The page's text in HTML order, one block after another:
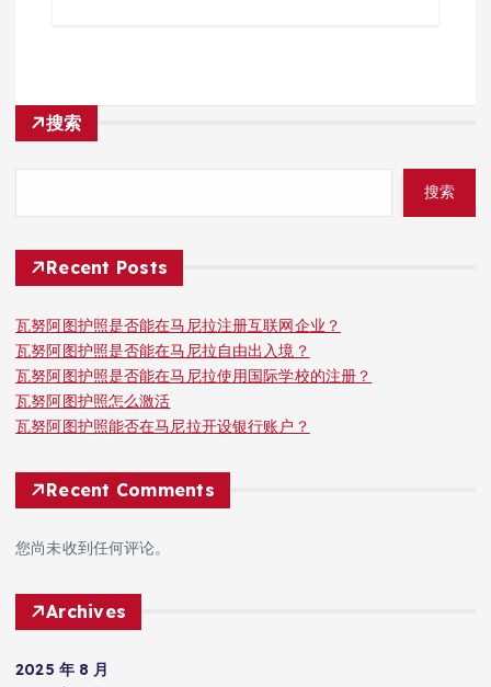
搜索
搜索
Recent Posts
瓦努阿图护照是否能在马尼拉注册互联网企业？
瓦努阿图护照是否能在马尼拉自由出入境？
瓦努阿图护照是否能在马尼拉使用国际学校的注册？
瓦努阿图护照怎么激活
瓦努阿图护照能否在马尼拉开设银行账户？
Recent Comments
您尚未收到任何评论。
Archives
2025 年 8 月